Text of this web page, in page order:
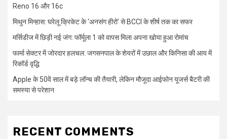
Reno 16 और 16c
मिथुन मिन्हास: घरेलू क्रिकेट के ‘अनसंग हीरो’ से BCCI के शीर्ष तक का सफर
मर्सिडीज में छिड़ी नई जंग: फॉर्मूला 1 को वापस मिला अपना खोया हुआ रोमांच
फार्मा सेक्टर में जोरदार हलचल: जगसनपाल के शेयरों में उछाल और किनिसा की आय में
रिकॉर्ड वृद्धि
Apple के 50वें साल में बड़े लॉन्च की तैयारी, लेकिन मौजूदा आईफोन यूजर्स बैटरी की
समस्या से परेशान
RECENT COMMENTS